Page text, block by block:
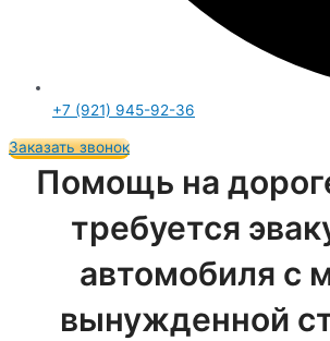
+7 (921) 945-92-36
Заказать звонок
Помощь на
требуется
автомобиля с
вынужденной